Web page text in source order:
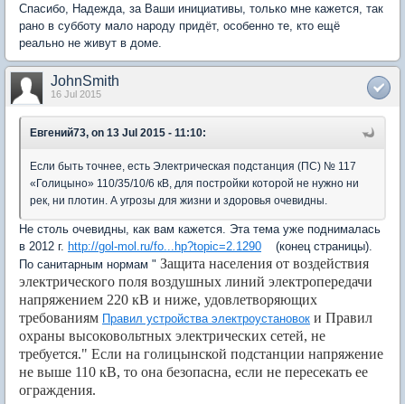
Спасибо, Надежда, за Ваши инициативы, только мне кажется, так
рано в субботу мало народу придёт, особенно те, кто ещё
реально не живут в доме.
JohnSmith
16 Jul 2015
Евгений73, on 13 Jul 2015 - 11:10:
Если быть точнее, есть Электрическая подстанция (ПС) № 117
«Голицыно» 110/35/10/6 кВ, для постройки которой не нужно ни
рек, ни плотин. А угрозы для жизни и здоровья очевидны.
Не столь очевидны, как вам кажется. Эта тема уже поднималась
в 2012 г. http://gol-mol.ru/fo...hp?topic=2.1290 (конец страницы).
По санитарным нормам " Защита населения от воздействия
электрического поля воздушных линий электропередачи
напряжением 220 кВ и ниже, удовлетворяющих
требованиям Правил устройства электроустановок и Правил
охраны высоковольтных электрических сетей, не
требуется." Если на голицынской подстанции напряжение
не выше 110 кВ, то она безопасна, если не пересекать ее
ограждения.